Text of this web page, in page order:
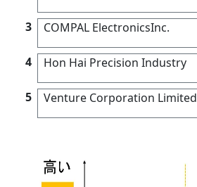
3 COMPAL ElectronicsInc.
4 Hon Hai Precision Industry
5 Venture Corporation Limited